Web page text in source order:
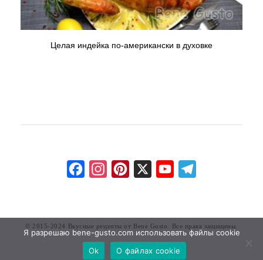
Целая индейка по-американски в духовке
FacebookInstagramPinterest
YouTube
© 2015-2024 Вкусные рецепты от Bene Gusto . Все права защищены.
Я разрешаю bene-gusto.com использовать файлы cookie
Ok
О файлах cookie